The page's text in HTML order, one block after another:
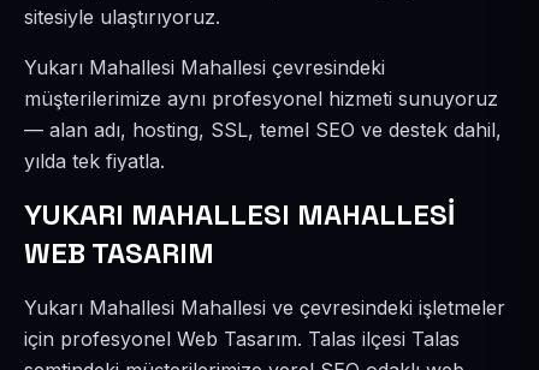
sitesiyle ulaştırıyoruz.
Yukarı Mahallesi Mahallesi çevresindeki
müşterilerimize aynı profesyonel hizmeti sunuyoruz
— alan adı, hosting, SSL, temel SEO ve destek dahil,
yılda tek fiyatla.
YUKARI MAHALLESI MAHALLESİ
WEB TASARIM
Yukarı Mahallesi Mahallesi ve çevresindeki işletmeler
için profesyonel Web Tasarım. Talas ilçesi Talas